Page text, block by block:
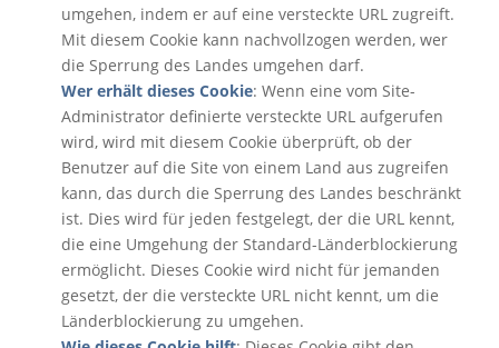
umgehen, indem er auf eine versteckte URL zugreift.
Mit diesem Cookie kann nachvollzogen werden, wer
die Sperrung des Landes umgehen darf.
Wer erhält dieses Cookie: Wenn eine vom Site-
Administrator definierte versteckte URL aufgerufen
wird, wird mit diesem Cookie überprüft, ob der
Benutzer auf die Site von einem Land aus zugreifen
kann, das durch die Sperrung des Landes beschränkt
ist. Dies wird für jeden festgelegt, der die URL kennt,
die eine Umgehung der Standard-Länderblockierung
ermöglicht. Dieses Cookie wird nicht für jemanden
gesetzt, der die versteckte URL nicht kennt, um die
Länderblockierung zu umgehen.